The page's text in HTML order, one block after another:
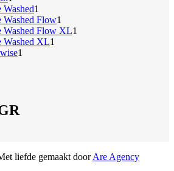
product
Washed1
product
Washed Flow1
product
Washed Flow XL1
Washed XL1
1
liefde gemaakt doorAre Agency